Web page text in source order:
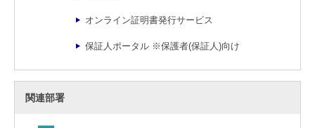
オンライン証明書発行サービス
保証人ポータル ※保護者(保証人)向け
関連部署